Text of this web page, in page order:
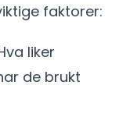
faktorer:
liker
de brukt